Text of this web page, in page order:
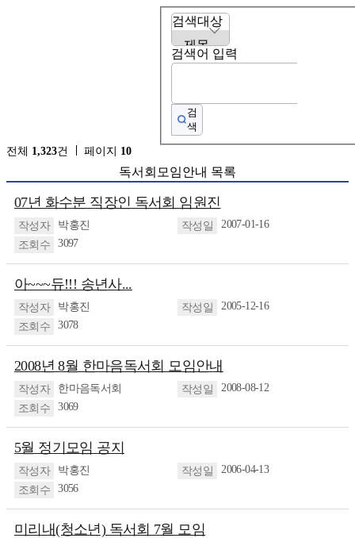
전체 1,323건 페이지 10
검색대상
검색어 입력
검
색
독서회모임안내 목록
07년 화수분 직장인 독서회 임원진
박홍진
2007-01-16
3097
아~~~듀!!! 송년사...
박홍진
2005-12-16
3078
2008년 8월 한마음독서회 모임안내
한마음독서회
2008-08-12
3069
5월 정기모임 공지
박홍진
2006-04-13
3056
미리내(청소년) 독서회 7월 모임